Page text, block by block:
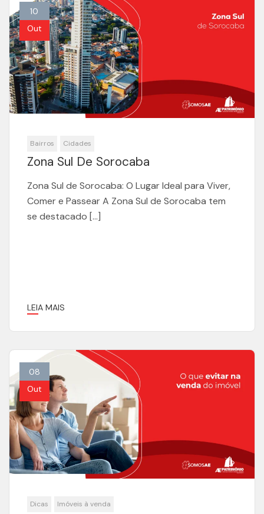
10
Out
Bairros Cidades
Zona Sul De Sorocaba
Zona Sul de Sorocaba: O Lugar Ideal para Viver,
Comer e Passear A Zona Sul de Sorocaba tem
se destacado […]
LEIA MAIS
08
Out
Dicas Imóveis à venda